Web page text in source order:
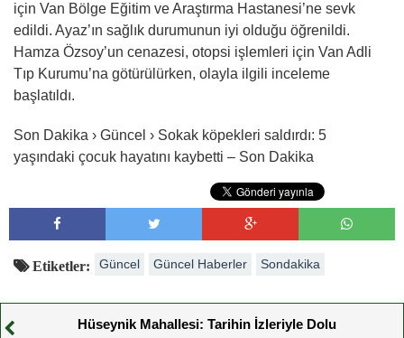
için Van Bölge Eğitim ve Araştırma Hastanesi’ne sevk
edildi. Ayaz’ın sağlık durumunun iyi olduğu öğrenildi.
Hamza Özsoy’un cenazesi, otopsi işlemleri için Van Adli
Tıp Kurumu’na götürülürken, olayla ilgili inceleme
başlatıldı.
Son Dakika › Güncel › Sokak köpekleri saldırdı: 5
yaşındaki çocuk hayatını kaybetti – Son Dakika
Etiketler: Güncel Güncel Haberler Sondakika
Hüseynik Mahallesi: Tarihin İzleriyle Dolu